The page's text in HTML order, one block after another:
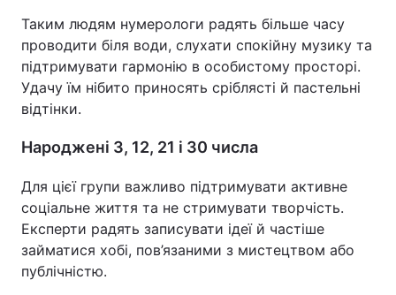
Таким людям нумерологи радять більше часу
проводити біля води, слухати спокійну музику та
підтримувати гармонію в особистому просторі.
Удачу їм нібито приносять сріблясті й пастельні
відтінки.
Народжені 3, 12, 21 і 30 числа
Для цієї групи важливо підтримувати активне
соціальне життя та не стримувати творчість.
Експерти радять записувати ідеї й частіше
займатися хобі, пов’язаними з мистецтвом або
публічністю.